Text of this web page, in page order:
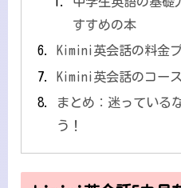
すすめの本
Kimini英会話の料金
Kimini英会話のコー
まとめ：迷っている
う！